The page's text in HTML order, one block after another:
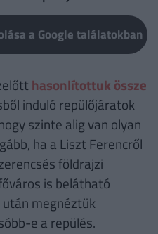
a Google találatokban
hasonlítottuk össze
induló repülőjáratok
szinte alig van olyan
ha a Liszt Ferencről
földrajzi
is belátható
után megnéztük
e a repülés.